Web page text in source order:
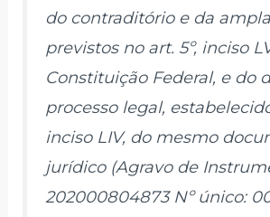
do contraditório e da
previstos no art. 5º, inciso
Constituição Federal, e do
processo legal,
inciso LIV, do mesmo
jurídico (Agravo de
202000804873 Nº único: